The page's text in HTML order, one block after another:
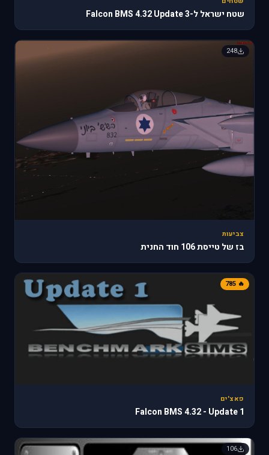
שטח ישראל ל-Falcon BMS 4.32 Update 3
248
צביעות
בז של טייסת 106 חוד החנית
🔥 785
פאצ'ים
Falcon BMS 4.32 - Update 1
106